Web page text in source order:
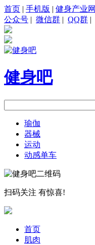
首页 | 手机版 | 健身产业网
公众号 | 微信群 | QQ群 |
健身吧
瑜伽
器械
运动
动感单车
扫码关注 有惊喜!
首页
肌肉